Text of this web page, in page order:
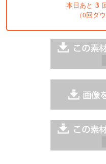
本日あと 3
（0回ダ